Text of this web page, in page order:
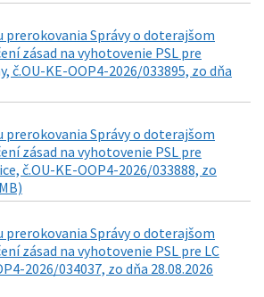
Správy o doterajšom
zásad na vyhotovenie PSL pre
č.OU-KE-OOP4-2026/033895, zo dňa
Správy o doterajšom
zásad na vyhotovenie PSL pre
č.OU-KE-OOP4-2026/033888, zo
Správy o doterajšom
zásad na vyhotovenie PSL pre LC
2026/034037, zo dňa 28.08.2026